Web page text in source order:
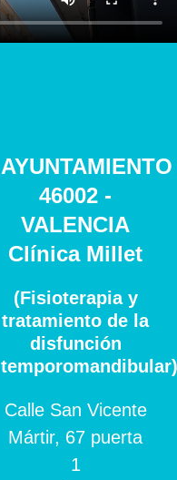
AYUNTAMIENTO
46002 -
VALENCIA
Clínica Millet
(Fisioterapia y
tratamiento de la
disfunción
temporomandibular)
Calle San Vicente
Mártir, 67 puerta
1